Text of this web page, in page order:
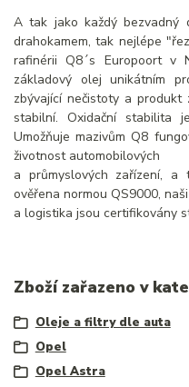
A tak jako každý bezvadný
drahokamem, tak nejlépe
rafinérii Q8´s Europoort v
základový olej unikátním
zbývající nečistoty a produkt
stabilní. Oxidační stabilita
Umožňuje mazivům Q8
životnost automobilových
a průmyslových zařízení,
ověřena normou QS9000,
a logistika jsou certifikovány
Zboží zařazeno v
Oleje a filtry dle auta
Opel
Opel Astra